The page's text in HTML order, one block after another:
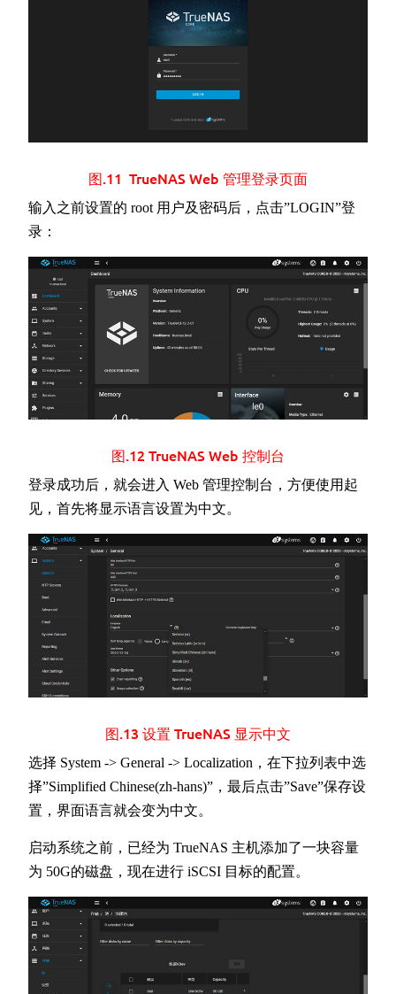
图.11 TrueNAS Web 管理登录页面
输入之前设置的 root 用户及密码后，点击”LOGIN”登
录：
图.12 TrueNAS Web 控制台
登录成功后，就会进入 Web 管理控制台，方便使用起
见，首先将显示语言设置为中文。
图.13 设置 TrueNAS 显示中文
选择 System -> General -> Localization，在下拉列表中选
择”Simplified Chinese(zh-hans)”，最后点击”Save”保存设
置，界面语言就会变为中文。
启动系统之前，已经为 TrueNAS 主机添加了一块容量
为 50G的磁盘，现在进行 iSCSI 目标的配置。